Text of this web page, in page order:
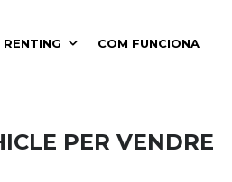
RENTING COM FUNCIONA
PER VENDRE